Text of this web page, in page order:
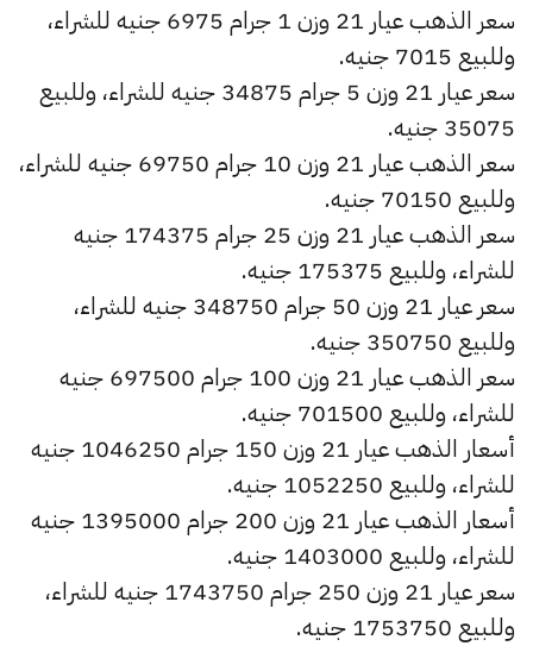
سعر الذهب عيار 21 وزن 1 جرام 6975 جنيه للشراء،
وللبيع 7015 جنيه.
سعر عيار 21 وزن 5 جرام 34875 جنيه للشراء، وللبيع
35075 جنيه.
سعر الذهب عيار 21 وزن 10 جرام 69750 جنيه للشراء،
وللبيع 70150 جنيه.
سعر الذهب عيار 21 وزن 25 جرام 174375 جنيه
للشراء، وللبيع 175375 جنيه.
سعر عيار 21 وزن 50 جرام 348750 جنيه للشراء،
وللبيع 350750 جنيه.
سعر الذهب عيار 21 وزن 100 جرام 697500 جنيه
للشراء، وللبيع 701500 جنيه.
أسعار الذهب عيار 21 وزن 150 جرام 1046250 جنيه
للشراء، وللبيع 1052250 جنيه.
أسعار الذهب عيار 21 وزن 200 جرام 1395000 جنيه
للشراء، وللبيع 1403000 جنيه.
سعر عيار 21 وزن 250 جرام 1743750 جنيه للشراء،
وللبيع 1753750 جنيه.